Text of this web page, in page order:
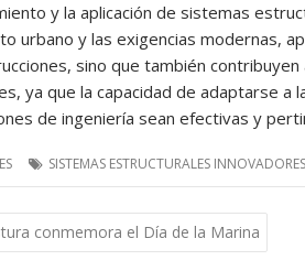
y la aplicación de sistemas
urbano y las exigencias modernas,
sino que también
ya que la capacidad de adaptarse a
de ingeniería sean efectivas y
SISTEMAS ESTRUCTURALES INNOVADORES
conmemora el Día de la Marina